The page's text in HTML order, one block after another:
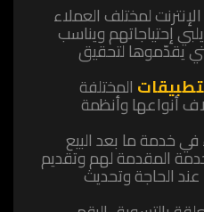
لمختلف العملاء
إحتياجاتهم ويناسب
يقدّموها لتحقيق
المختلفة
أنواعها وأنظمة
خدمة ما بعد البيع
المقدمة لهم وتقديم
الحاجة وتحديث